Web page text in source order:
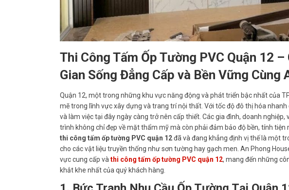
Thi Công Tấm Ốp Tường PVC Quận 12
Gian Sống Đẳng Cấp và Bền Vững Cùng
Quận 12, một trong những khu vực năng động và phát triển bậc nhất của
mẽ trong lĩnh vực xây dựng và trang trí nội thất. Với tốc độ đô thị hóa
và làm việc tại đây ngày càng trở nên cấp thiết. Các gia đình, doanh
trình không chỉ đẹp về mặt thẩm mỹ mà còn phải đảm bảo độ bền, tính tiện
thi công tấm ốp tường PVC quận 12đã và đang khẳng định vị thế là một
cho các vật liệu truyền thống như sơn tường hay gạch men. An Phong
vực cung cấp và thi công tấm ốp tường PVC quận 12, mang đến những
khắt khe nhất của quý khách hàng.